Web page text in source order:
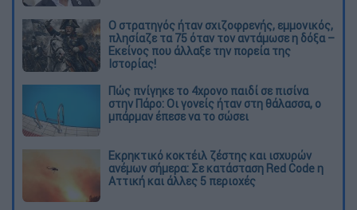
O στρατηγός ήταν σχιζοφρενής, εμμονικός,
πλησίαζε τα 75 όταν τον αντάμωσε η δόξα –
Εκείνος που άλλαξε την πορεία της
Ιστορίας!
Πώς πνίγηκε το 4χρονο παιδί σε πισίνα
στην Πάρο: Οι γονείς ήταν στη θάλασσα, ο
μπάρμαν έπεσε να το σώσει
Εκρηκτικό κοκτέιλ ζέστης και ισχυρών
ανέμων σήμερα: Σε κατάσταση Red Code η
Αττική και άλλες 5 περιοχές